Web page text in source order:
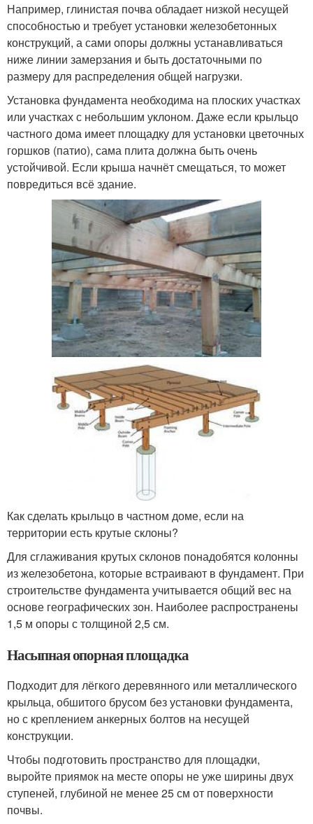
Например, глинистая почва обладает низкой несущей
способностью и требует установки железобетонных
конструкций, а сами опоры должны устанавливаться
ниже линии замерзания и быть достаточными по
размеру для распределения общей нагрузки.
Установка фундамента необходима на плоских участках
или участках с небольшим уклоном. Даже если крыльцо
частного дома имеет площадку для установки цветочных
горшков (патио), сама плита должна быть очень
устойчивой. Если крыша начнёт смещаться, то может
повредиться всё здание.
Как сделать крыльцо в частном доме, если на
территории есть крутые склоны?
Для сглаживания крутых склонов понадобятся колонны
из железобетона, которые встраивают в фундамент. При
строительстве фундамента учитывается общий вес на
основе географических зон. Наиболее распространены
1,5 м опоры с толщиной 2,5 см.
Насыпная опорная площадка
Подходит для лёгкого деревянного или металлического
крыльца, обшитого брусом без установки фундамента,
но с креплением анкерных болтов на несущей
конструкции.
Чтобы подготовить пространство для площадки,
выройте приямок на месте опоры не уже ширины двух
ступеней, глубиной не менее 25 см от поверхности
почвы.